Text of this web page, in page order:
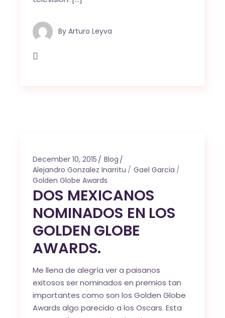
By Arturo Leyva
December 10, 2015
Blog
Alejandro Gonzalez Inarritu
Gael Garcia
Golden Globe Awards
DOS MEXICANOS
NOMINADOS EN LOS
GOLDEN GLOBE
AWARDS.
Me llena de alegría ver a paisanos
exitosos ser nominados en premios tan
importantes como son los Golden Globe
Awards algo parecido a los Oscars. Esta